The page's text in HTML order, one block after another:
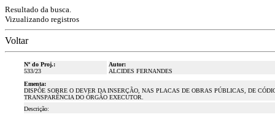
Resultado da busca.
Vizualizando registros
Voltar
Nº do Proj.:
533/23
Autor:
ALCIDES FERNANDES
Ementa:
DISPÕE SOBRE O DEVER DA INSERÇÃO, NAS PLACAS DE OBRAS PÚBLICAS, DE
TRANSPARÊNCIA DO ÓRGÃO EXECUTOR.
Descrição: